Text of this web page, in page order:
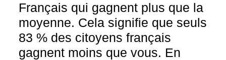
Français qui gagnent plus que la
moyenne. Cela signifie que seuls
83 % des citoyens français
gagnent moins que vous. En